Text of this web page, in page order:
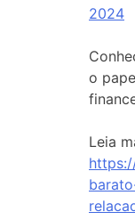
2024
o
Leia